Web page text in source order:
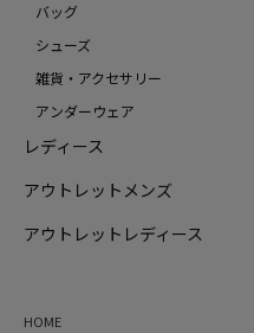
バッグ
シューズ
雑貨・アクセサリー
アンダーウェア
レディース
アウトレットメンズ
アウトレットレディース
HOME